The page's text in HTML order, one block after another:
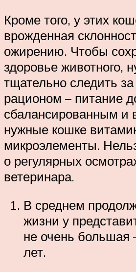
Кроме того, у этих
врожденная
ожирению. Чтобы
здоровье животного,
тщательно следить за
рационом – питание
сбалансированным и
нужные кошке
микроэлементы.
о регулярных
ветеринара.
В среднем
жизни у
не очень большая
лет.